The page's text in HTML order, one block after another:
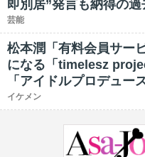
即別居”発言も納得の
芸能
松本潤「有料会員サー
になる「timelesz
「アイドルプロデュー
イケメン